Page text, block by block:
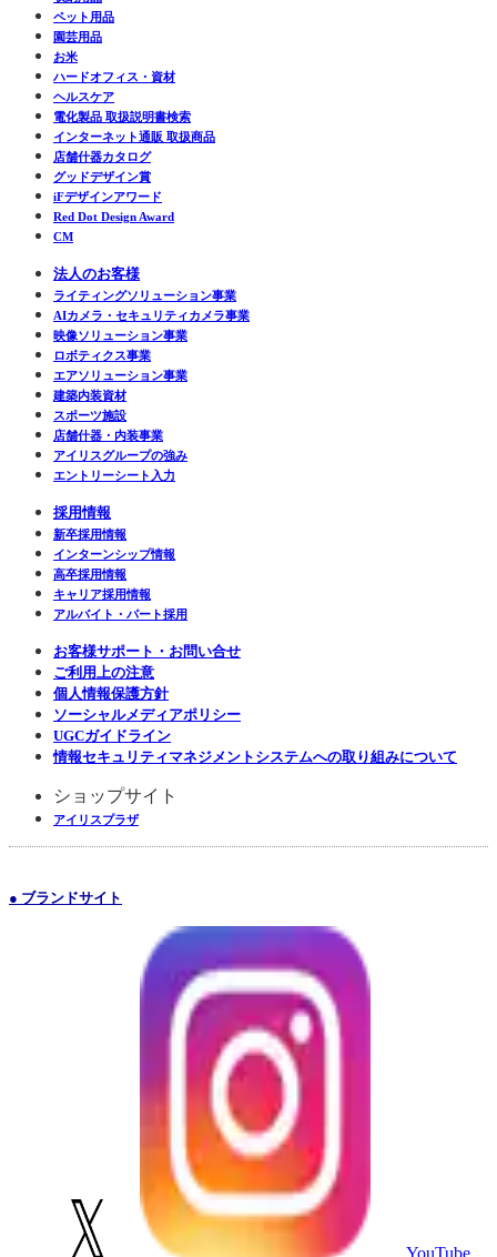
ペット用品
園芸用品
お米
ハードオフィス・資材
ヘルスケア
電化製品 取扱説明書検索
インターネット通販 取扱商品
店舗什器カタログ
グッドデザイン賞
iFデザインアワード
Red Dot Design Award
CM
法人のお客様
ライティングソリューション事業
AIカメラ・セキュリティカメラ事業
映像ソリューション事業
ロボティクス事業
エアソリューション事業
建築内装資材
スポーツ施設
店舗什器・内装事業
アイリスグループの強み
エントリーシート入力
採用情報
新卒採用情報
インターンシップ情報
高卒採用情報
キャリア採用情報
アルバイト・パート採用
お客様サポート・お問い合せ
ご利用上の注意
個人情報保護方針
ソーシャルメディアポリシー
UGCガイドライン
情報セキュリティマネジメントシステムへの取り組みについて
ショップサイト
アイリスプラザ
● ブランドサイト
YouTube